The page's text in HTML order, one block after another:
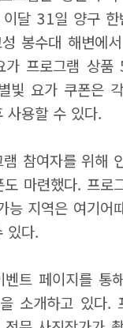
달 31일 양구
봉수대 해변에
가 프로그램 상
빛 요가 쿠폰은
사용할 수 있다.
참여자를 위해
마련했다. 프로
능 지역은 여기어
있다.
트 페이지를 통
소개하고 있다.